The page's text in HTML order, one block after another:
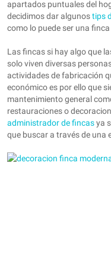
apartados puntuales del
decidimos dar algunostips
como lo puede ser una
Las fincas si hay algo que
solo viven diversas
actividades de fabricación
económico es por ello que
mantenimiento general
restauraciones o
administrador de fincasya
que buscar a través de una